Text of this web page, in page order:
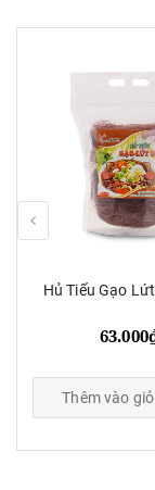
Hủ Tiếu Gạo
Thêm vào